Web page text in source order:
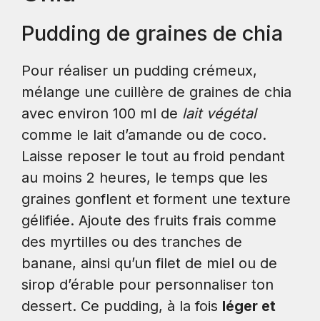
Pudding de graines de chia
Pour réaliser un pudding crémeux,
mélange une cuillère de graines de chia
avec environ 100 ml de lait végétal
comme le lait d’amande ou de coco.
Laisse reposer le tout au froid pendant
au moins 2 heures, le temps que les
graines gonflent et forment une texture
gélifiée. Ajoute des fruits frais comme
des myrtilles ou des tranches de
banane, ainsi qu’un filet de miel ou de
sirop d’érable pour personnaliser ton
dessert. Ce pudding, à la fois léger et